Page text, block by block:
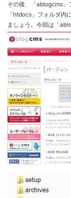
その後、「ablogcms」
「htdocs」フォルダ内
ましょう。今回は「